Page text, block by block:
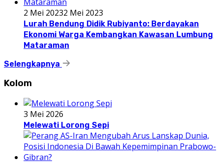
2 Mei 20232 Mei 2023
Lurah Bendung Didik Rubiyanto: Berdayakan
Ekonomi Warga Kembangkan Kawasan Lumbung
Mataraman
Selengkapnya
Kolom
3 Mei 2026
Melewati Lorong Sepi